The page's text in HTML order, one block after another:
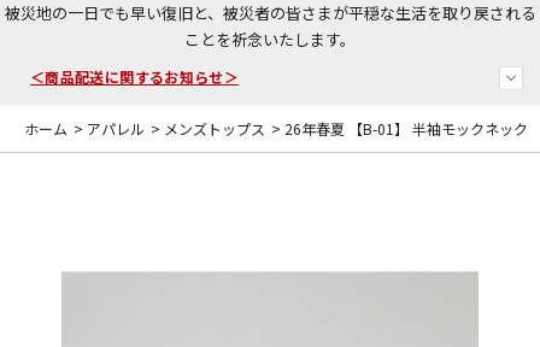
被災地の一日でも早い復旧と、被災者の皆さまが平穏な生活を取り戻される
ことを祈念いたします。
＜商品配送に関するお知らせ＞
＜夏季休暇中のご注文・発送・お問い合わせ＞
ホーム > アパレル > メンズトップス > 26年春夏 【B-01】 半袖モックネック